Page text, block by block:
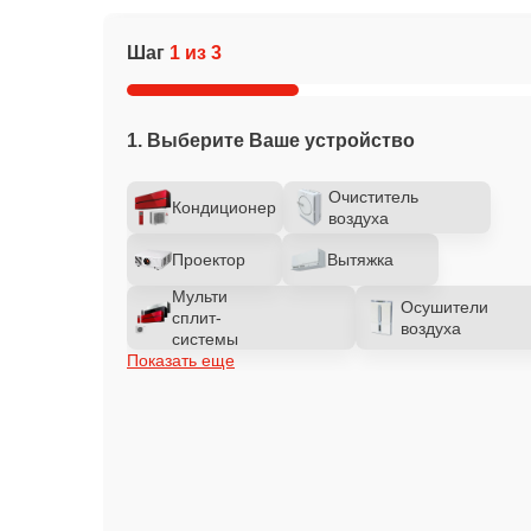
Шаг 1 из 3
1. Выберите Ваше устройство
Кондиционер
Очиститель
воздуха
Проектор
Вытяжка
Мульти
сплит-
системы
Осушители
воздуха
Показать еще